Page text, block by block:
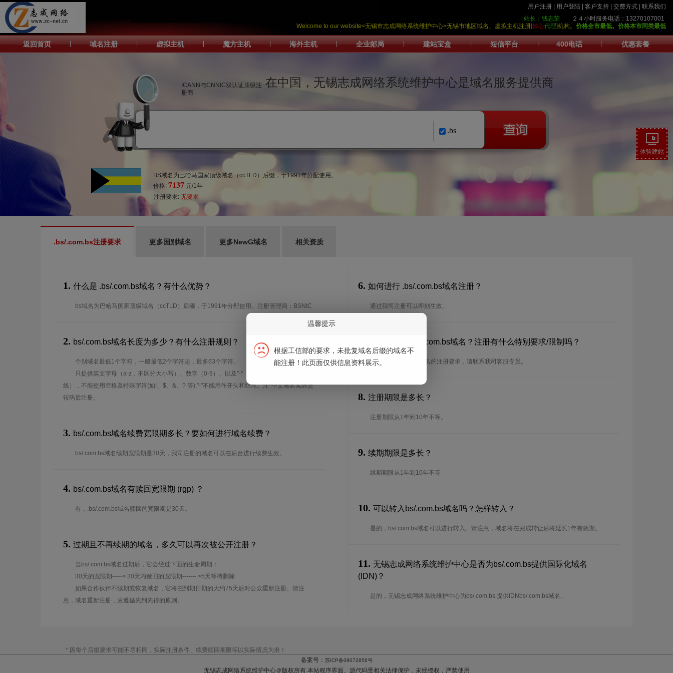
用户注册 用户登陆 客户支持 交费方式
联系我们
站长：钱志荣 ２４小时服务电话：13270107001
Welcome to our website<无锡市志成网络系统维护中心>无锡市地区域名、虚拟主机注册[核心代理]机构。 价格全市最低。 价格本市同类最低
返回首页 | 域名注册 | 虚拟主机 | 魔方主机 | 海外主机 | 企业邮局 | 建站宝盒 | 短信平台 | 400电话 | 优惠套餐
ICANN与CNNIC双认证顶级注
册商
在中国，无锡志成网络系统维护中心是域名服务提供商
.bs
BS域名为巴哈马国家顶级域名（ccTLD）后缀，于1991年分配使用。
价格: 7137 元/1年
注册要求: 无要求
.bs/.com.bs注册要求 更多国别域名 更多NewG域名 相关资质
1. 什么是 .bs/.com.bs域名？有什么优势？
bs域名为巴哈马国家顶级域名（ccTLD）后缀，于1991年分配使用。注册管理局：BSNIC
2. bs/.com.bs域名长度为多少？有什么注册规则？
个别域名最低1个字符，一般最低2个字符起，最多63个字符。
只提供英文字母（a-z，不区分大小写）、数字（0-9）、以及"-"（英文中的连词号，即中横
线），不能使用空格及特殊字符(如!、$、&、? 等),"-"不能用作开头和结尾。注*中文域名实际是
转码后注册。
3. bs/.com.bs域名续费宽限期多长？要如何进行域名续费？
bs/.com.bs域名续期宽限期是30天，我司注册的域名可以在后台进行续费生效。
4. bs/.com.bs域名有赎回宽限期 (rgp) ？
有，.bs/.com.bs域名赎回的宽限期是30天。
5. 过期且不再续期的域名，多久可以再次被公开注册？
当bs/.com.bs域名过期后，它会经过下面的生命周期：
30天的宽限期-----> 30天内赎回的宽限期------- >5天等待删除
如果合作伙伴不续期或恢复域名，它将在到期日期的大约75天后对公众重新注册。请注
意，域名重新注册，应遵循先到先得的原则。
6. 如何进行 .bs/.com.bs域名注册？
通过我司注册可以即刻生效。
谁可以注册 .bs/.com.bs域名？注册有什么特别要求/限制吗？
想了解.bs/.com.bs域名的注册要求，请联系我司客服专员。
8. 注册期限是多长？
注册期限从1年到10年不等。
9. 续期期限是多长？
续期期限从1年到10年不等
10. 可以转入bs/.com.bs域名吗？怎样转入？
是的，bs/.com.bs域名可以进行转入。请注意，域名将在完成转让后将延长1年有效期。
11. 无锡志成网络系统维护中心是否为bs/.com.bs提供国际化域名
(IDN)？
是的，无锡志成网络系统维护中心为bs/.com.bs 提供IDNbs/.com.bs域名。
* 因每个后缀要求可能不尽相同，实际注册条件、续费赎回期限等以实际情况为准！
备案号： 苏ICP备09072856号
无锡志成网络系统维护中心＠版权所有 本站程序界面、源代码受相关法律保护，未经授权，严禁使用
体验建站
温馨提示
根据工信部的要求，未批复域名后缀的域名不
能注册！此页面仅供信息资料展示。